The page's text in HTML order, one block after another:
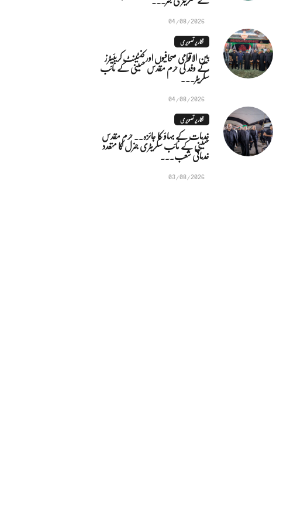
04/08/2026
تقاریر تصویری
بین الاقوامی صحافیوں اور کنٹینٹ کریئیٹرز
کے وفد کی حرم مقدس حسینی کے نائب
سکریٹر...
04/08/2026
تقاریر تصویری
خدمات کے بہاؤ کا جائزہ.. حرم مقدس
حسینی کے نائب سکریٹری جنرل کا متعدد
خدماتی شعب...
03/08/2026